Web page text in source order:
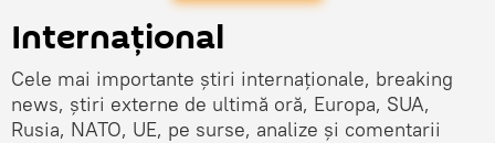
Internaţional
Cele mai importante știri internaționale, breaking
news, știri externe de ultimă oră, Europa, SUA,
Rusia, NATO, UE, pe surse, analize și comentarii